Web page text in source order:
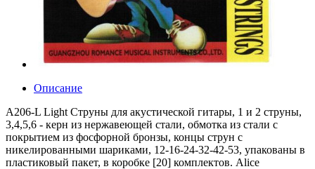
Описание
A206-L Light Струны для акустической гитары, 1 и 2 струны,
3,4,5,6 - керн из нержавеющей стали, обмотка из стали с
покрытием из фосфорной бронзы, концы струн с
никелированными шариками, 12-16-24-32-42-53, упакованы в
пластиковый пакет, в коробке [20] комплектов. Alice